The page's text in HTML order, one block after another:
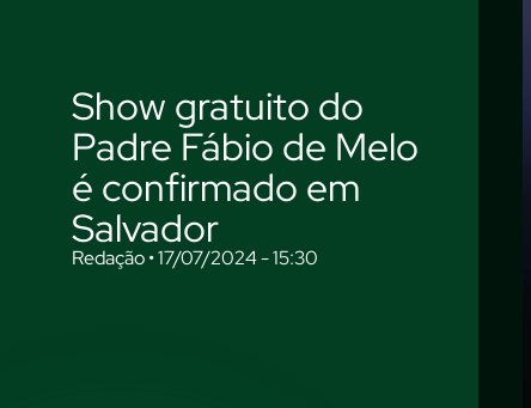
Show gratuito do
Padre Fábio de Melo
é confirmado em
Salvador
Redação • 17/07/2024 - 15:30